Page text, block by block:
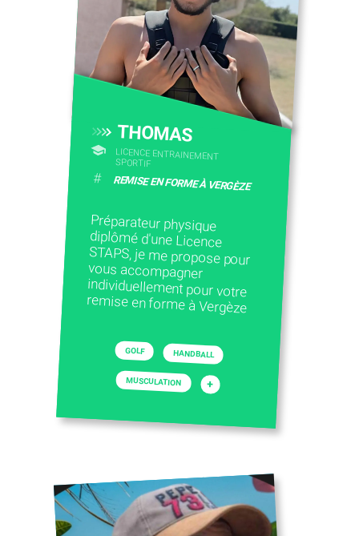
THOMAS
LICENCE ENTRAINEMENT
SPORTIF
# REMISE EN FORME À VERGÈZE
Préparateur physique
diplômé d'une Licence
STAPS, je me propose pour
vous accompagner
individuellement pour votre
remise en forme à Vergèze
GOLF HANDBALL
MUSCULATION +